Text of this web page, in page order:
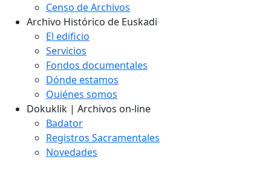
Censo de Archivos
Archivo Histórico de Euskadi
El edificio
Servicios
Fondos documentales
Dónde estamos
Quiénes somos
Dokuklik | Archivos on-line
Badator
Registros Sacramentales
Novedades